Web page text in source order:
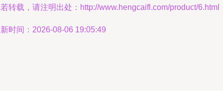
转载，请注明出处：http://www.hengcaifl.com/product/6.html
时间：2026-08-06 19:05:49